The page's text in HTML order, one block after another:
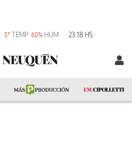
5°TEMP 60% HUM 23:18 HS